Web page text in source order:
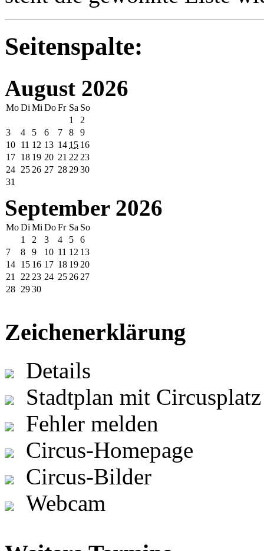
Seitenspalte:
August 2026
MoDi Mi DoFr Sa So
1
2
3
4 5 6 7 8
9
10 11 12 13 14 15 16
17 18 19 20 21 22 23
24 25 26 27 28 2930
31
September 2026
MoDi Mi DoFr Sa So
1
2 3 4 5
6
7
8 9 10 11 12 13
14 15 16 17 18 19 20
21
22 23 24 25 26 27
28 2930
Zeichenerklärung
Details
Stadtplan mit Circusplatz
Fehler melden
Circus-Homepage
Circus-Bilder
Webcam